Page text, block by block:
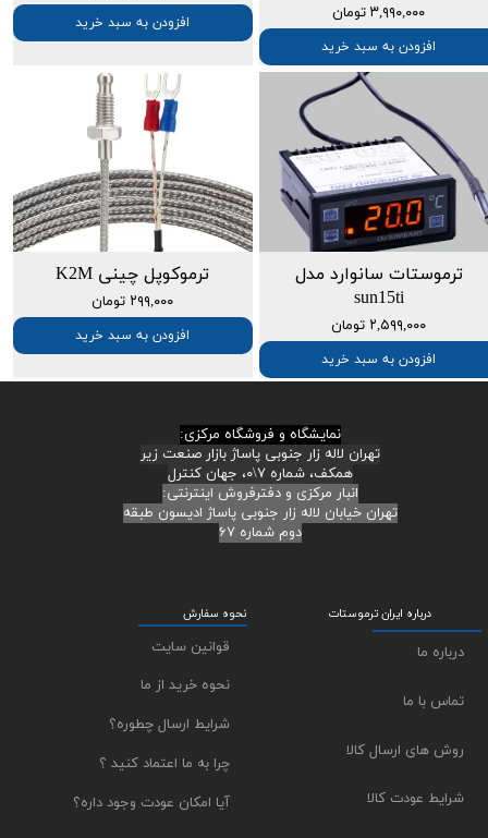
۳,۹۹۰,۰۰۰ تومان
افزودن به سبد خرید
افزودن به سبد خرید
ترموستات سانوارد مدل
sun15ti
۲,۵۹۹,۰۰۰ تومان
افزودن به سبد خرید
ترموکوپل چینی K2M
۲۹۹,۰۰۰ تومان
افزودن به سبد خرید
نمایشگاه و فروشگاه مرکزی:
تهران لاله زار جنوبی پاساژ بازار صنعت زیر
همکف، شماره ۷\۰، جهان کنترل
انبار مرکزی و دفترفروش اینترنتی:
تهران خیابان لاله زار جنوبی پاساژ ادیسون طبقه
دوم شماره ۶۷
نحوه سفارش
قوانین سایت
نحوه خرید از ما
شرایط ارسال چطوره؟
چرا به ما اعتماد کنید ؟
آیا امکان عودت وجود داره؟
درباره ایران ترموستات
درباره ما
تماس با ما
روش های ارسال کالا
شرایط عودت کالا